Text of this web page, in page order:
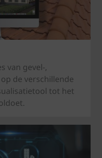
van gevel-,
de verschillende
tot het